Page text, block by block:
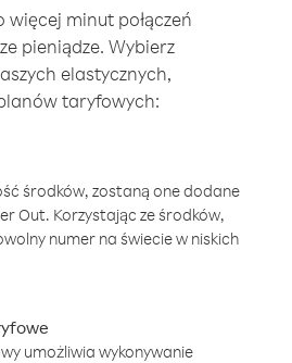
więcej minut połączeń
pieniądze. Wybierz
elastycznych,
taryfowych:
środków, zostaną one dodane
Out. Korzystając ze środków,
numer na świecie w niskich
umożliwia wykonywanie